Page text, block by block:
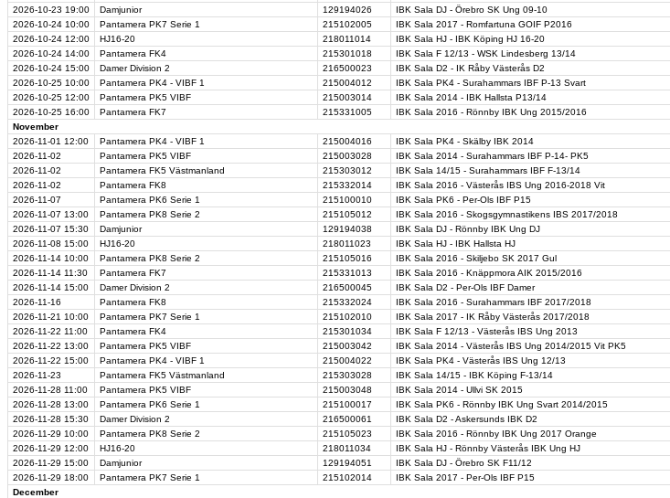
2026-10-23 19:00 Damjunior 129194026
IBK Sala DJ - Örebro SK Ung 09-10
2026-10-24 10:00 Pantamera PK7 Serie 1 215102005
IBK Sala 2017 - Romfartuna GOIF P2016
2026-10-24 12:00 HJ16-20 218011014
IBK Sala HJ - IBK Köping HJ 16-20
2026-10-24 14:00 Pantamera FK4 215301018
IBK Sala F 12/13 - WSK Lindesberg 13/14
2026-10-24 15:00 Damer Division 2 216500023
IBK Sala D2 - IK Råby Västerås D2
2026-10-25 10:00 Pantamera PK4 - VIBF 1 215004012
IBK Sala PK4 - Surahammars IBF P-13 Svart
2026-10-25 12:00 Pantamera PK5 VIBF 215003014
IBK Sala 2014 - IBK Hallsta P13/14
2026-10-25 16:00 Pantamera FK7 215331005
IBK Sala 2016 - Rönnby IBK Ung 2015/2016
November
2026-11-01 12:00 Pantamera PK4 - VIBF 1 215004016
IBK Sala PK4 - Skälby IBK 2014
2026-11-02
Pantamera PK5 VIBF 215003028
IBK Sala 2014 - Surahammars IBF P-14- PK5
2026-11-02
Pantamera FK5 Västmanland 215303012
IBK Sala 14/15 - Surahammars IBF F-13/14
2026-11-02
Pantamera FK8 215332014
IBK Sala 2016 - Västerås IBS Ung 2016-2018 Vit
2026-11-07
Pantamera PK6 Serie 1 215100010
IBK Sala PK6 - Per-Ols IBF P15
2026-11-07 13:00 Pantamera PK8 Serie 2 215105012
IBK Sala 2016 - Skogsgymnastikens IBS 2017/2018
2026-11-07 15:30 Damjunior 129194038
IBK Sala DJ - Rönnby IBK Ung DJ
2026-11-08 15:00 HJ16-20 218011023
IBK Sala HJ - IBK Hallsta HJ
2026-11-14 10:00 Pantamera PK8 Serie 2 215105016
IBK Sala 2016 - Skiljebo SK 2017 Gul
2026-11-14 11:30 Pantamera FK7 215331013
IBK Sala 2016 - Knäppmora AIK 2015/2016
2026-11-14 15:00 Damer Division 2 216500045
IBK Sala D2 - Per-Ols IBF Damer
2026-11-16
Pantamera FK8 215332024
IBK Sala 2016 - Surahammars IBF 2017/2018
2026-11-21 10:00 Pantamera PK7 Serie 1 215102010
IBK Sala 2017 - IK Råby Västerås 2017/2018
2026-11-22 11:00 Pantamera FK4 215301034
IBK Sala F 12/13 - Västerås IBS Ung 2013
2026-11-22 13:00 Pantamera PK5 VIBF 215003042
IBK Sala 2014 - Västerås IBS Ung 2014/2015 Vit PK5
2026-11-22 15:00 Pantamera PK4 - VIBF 1 215004022
IBK Sala PK4 - Västerås IBS Ung 12/13
2026-11-23
Pantamera FK5 Västmanland 215303028
IBK Sala 14/15 - IBK Köping F-13/14
2026-11-28 11:00 Pantamera PK5 VIBF 215003048
IBK Sala 2014 - Ullvi SK 2015
2026-11-28 13:00 Pantamera PK6 Serie 1 215100017
IBK Sala PK6 - Rönnby IBK Ung Svart 2014/2015
2026-11-28 15:30 Damer Division 2 216500061
IBK Sala D2 - Askersunds IBK D2
2026-11-29 10:00 Pantamera PK8 Serie 2 215105023
IBK Sala 2016 - Rönnby IBK Ung 2017 Orange
2026-11-29 12:00 HJ16-20 218011034
IBK Sala HJ - Rönnby Västerås IBK Ung HJ
2026-11-29 15:00 Damjunior 129194051
IBK Sala DJ - Örebro SK F11/12
2026-11-29 18:00 Pantamera PK7 Serie 1 215102014
IBK Sala 2017 - Per-Ols IBF P15
December